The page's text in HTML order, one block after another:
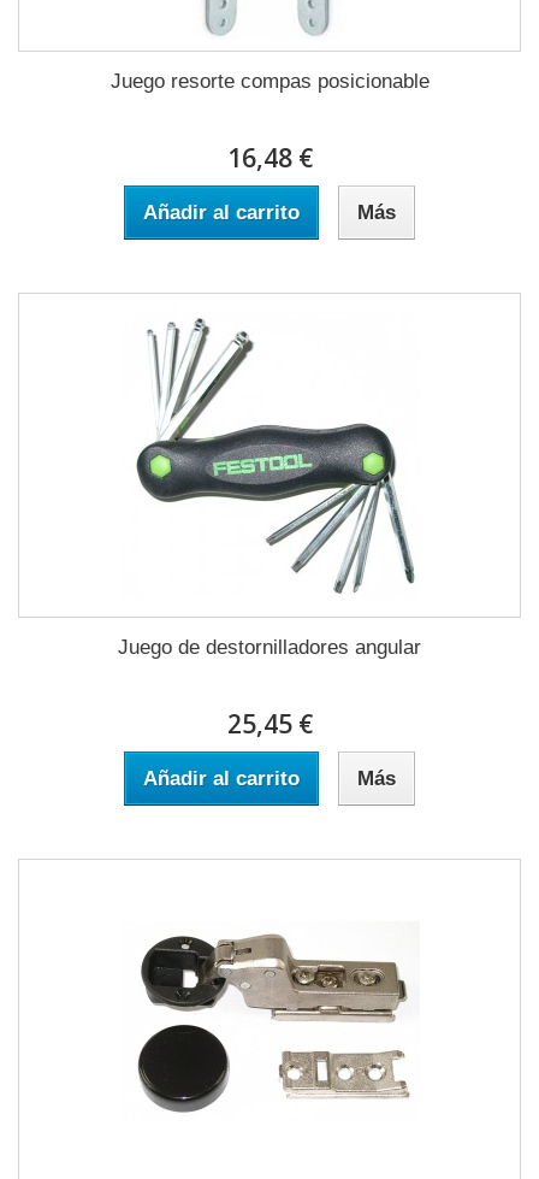
Juego resorte compas posicionable
16,48 €
Añadir al carrito Más
Juego de destornilladores angular
25,45 €
Añadir al carrito Más